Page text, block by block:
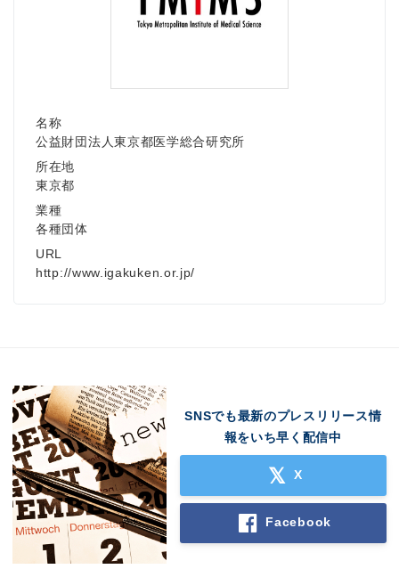
名称
公益財団法人東京都医学総合研究所
所在地
東京都
業種
各種団体
URL
http://www.igakuken.or.jp/
SNSでも最新のプレスリリース情
報をいち早く配信中
X
Facebook